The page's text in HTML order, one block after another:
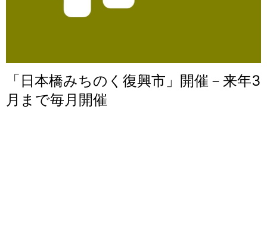
「日本橋みちのく復興市」開催－来年3
月まで毎月開催